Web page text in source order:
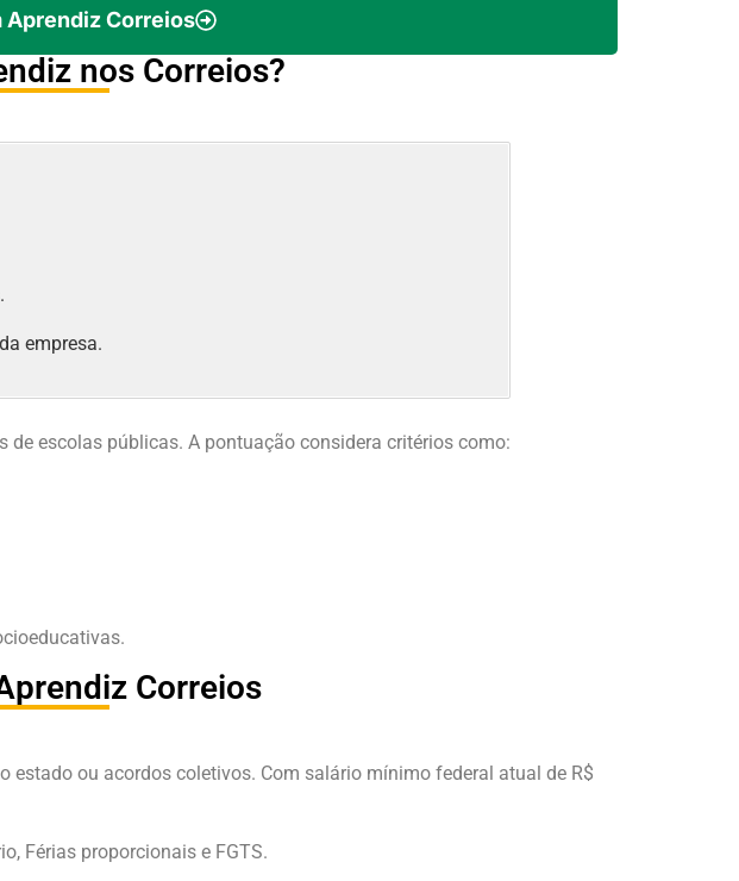
Aprendiz Correios
nos Correios?
empresa.
escolas públicas. A pontuação considera critérios como:
Correios
estado ou acordos coletivos. Com salário mínimo federal atual de R$
Férias proporcionais e FGTS.